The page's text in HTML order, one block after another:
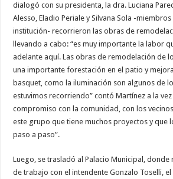
dialogó con su presidenta, la dra. Luciana
Alesso, Eladio Periale y Silvana Sola -
institución- recorrieron las obras de
llevando a cabo: “es muy importante la labor
adelante aquí. Las obras de remodelación de
una importante forestación en el patio y
basquet, como la iluminación son algunos de
estuvimos recorriendo” contó Martínez a la vez
compromiso con la comunidad, con los
este grupo que tiene muchos proyectos y que
paso a paso”.
Luego, se trasladó al Palacio Municipal, donde
de trabajo con el intendente Gonzalo Toselli,